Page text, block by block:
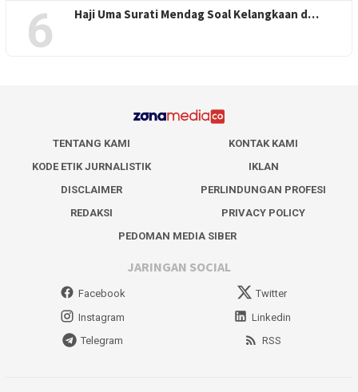
6 Haji Uma Surati Mendag Soal Kelangkaan d…
TENTANG KAMI
KONTAK KAMI
KODE ETIK JURNALISTIK
IKLAN
DISCLAIMER
PERLINDUNGAN PROFESI
REDAKSI
PRIVACY POLICY
PEDOMAN MEDIA SIBER
JARINGAN SOCIAL
Facebook
Twitter
Instagram
Linkedin
Telegram
RSS